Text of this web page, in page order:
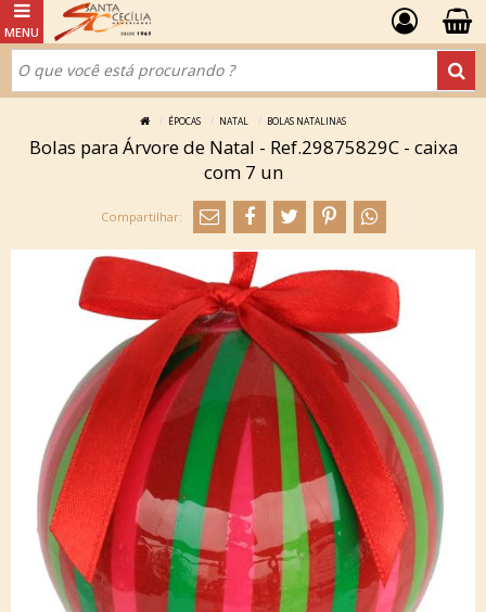
ÉPOCAS NATAL BOLAS NATALINAS
Bolas para Árvore de Natal - Ref.29875829C - caixa
com 7 un